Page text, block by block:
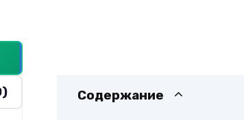
Содержание